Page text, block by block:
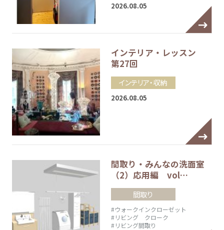
2026.08.05
インテリア・レッスン
第27回
インテリア・収納
2026.08.05
間取り・みんなの洗面室
（2）応用編 vol…
間取り
#ウォークインクローゼット
#リビング クローク
#リビング間取り